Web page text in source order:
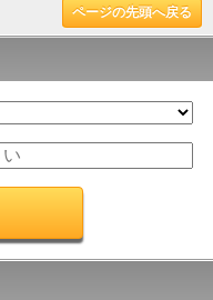
ページの先頭へ戻る